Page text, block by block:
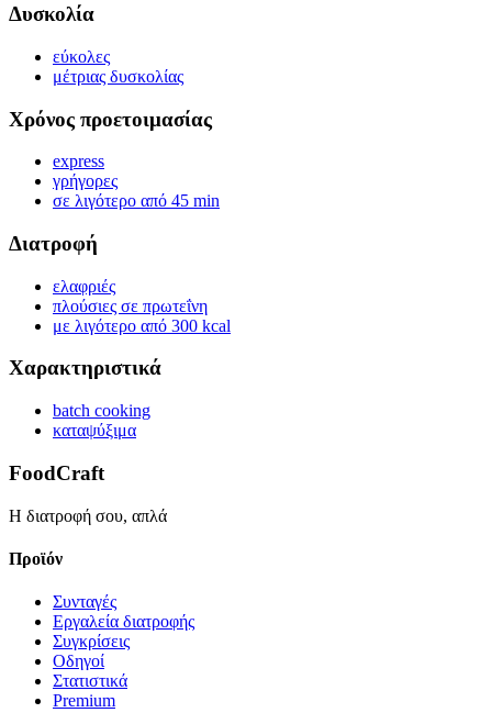
Δυσκολία
εύκολες
μέτριας δυσκολίας
Χρόνος προετοιμασίας
express
γρήγορες
σε λιγότερο από 45 min
Διατροφή
ελαφριές
πλούσιες σε πρωτεΐνη
με λιγότερο από 300 kcal
Χαρακτηριστικά
batch cooking
καταψύξιμα
FoodCraft
Η διατροφή σου, απλά
Προϊόν
Συνταγές
Εργαλεία διατροφής
Συγκρίσεις
Οδηγοί
Στατιστικά
Premium